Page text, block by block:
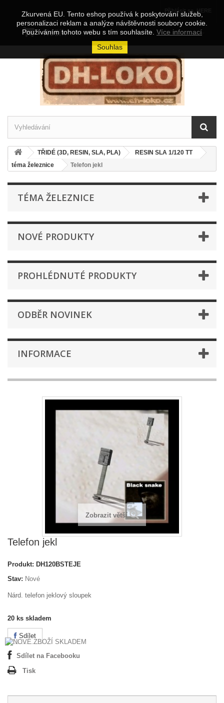
Přihlásit se, HERE
Košík (prázdný)
TŘIDÉ (3D, RESIN, SLA, PLA)
RESIN SLA 1/120 TT
téma železnice
Telefon jekl
TÉMA ŽELEZNICE
NOVÉ PRODUKTY
PROHLÉDNUTÉ PRODUKTY
ODBĚR NOVINEK
INFORMACE
Zobrazit větší
Telefon jekl
Produkt: DH120BSTEJE
Stav: Nové
Nárd. telefon jeklový sloupek
20 ks skladem
Sdílet
Sdílet na Facebooku
Tisk
Zkurvená EU. Tento eshop používá k poskytování služeb,
personalizaci reklam a analýze návštěvnosti soubory cookie.
Používáním tohoto webu s tím souhlasíte. Více informací
Souhlas